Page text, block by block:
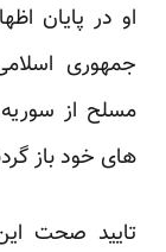
او در پایان
جمهوری
مسلح از سوریه
های خود باز
تایید صحت